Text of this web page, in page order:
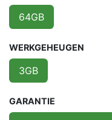
64GB
WERKGEHEUGEN
3GB
GARANTIE